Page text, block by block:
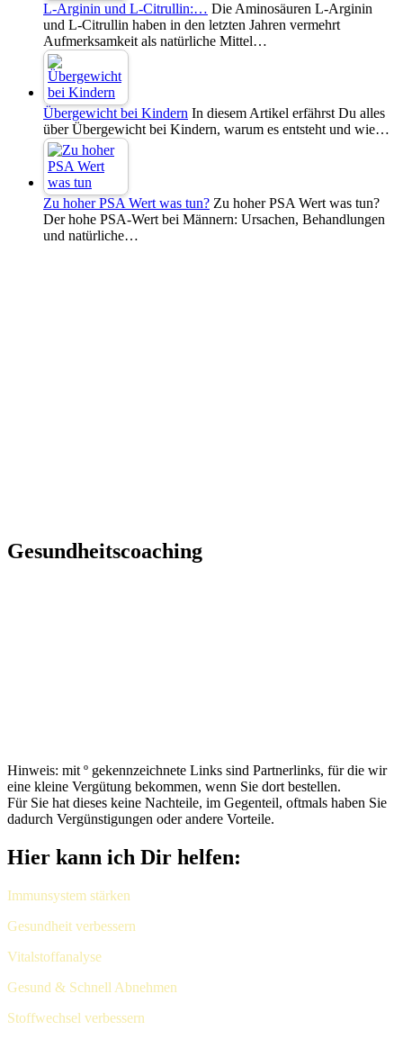
L-Arginin und L-Citrullin:… Die Aminosäuren L-Arginin
und L-Citrullin haben in den letzten Jahren vermehrt
Aufmerksamkeit als natürliche Mittel…
Übergewicht bei Kindern In diesem Artikel erfährst Du alles
über Übergewicht bei Kindern, warum es entsteht und wie…
Zu hoher PSA Wert was tun? Zu hoher PSA Wert was tun?
Der hohe PSA-Wert bei Männern: Ursachen, Behandlungen
und natürliche…
Gesundheitscoaching
Hinweis: mit º gekennzeichnete Links sind Partnerlinks, für die wir
eine kleine Vergütung bekommen, wenn Sie dort bestellen.
Für Sie hat dieses keine Nachteile, im Gegenteil, oftmals haben Sie
dadurch Vergünstigungen oder andere Vorteile.
Hier kann ich Dir helfen:
Immunsystem stärken
Gesundheit verbessern
Vitalstoffanalyse
Gesund & Schnell Abnehmen
Stoffwechsel verbessern